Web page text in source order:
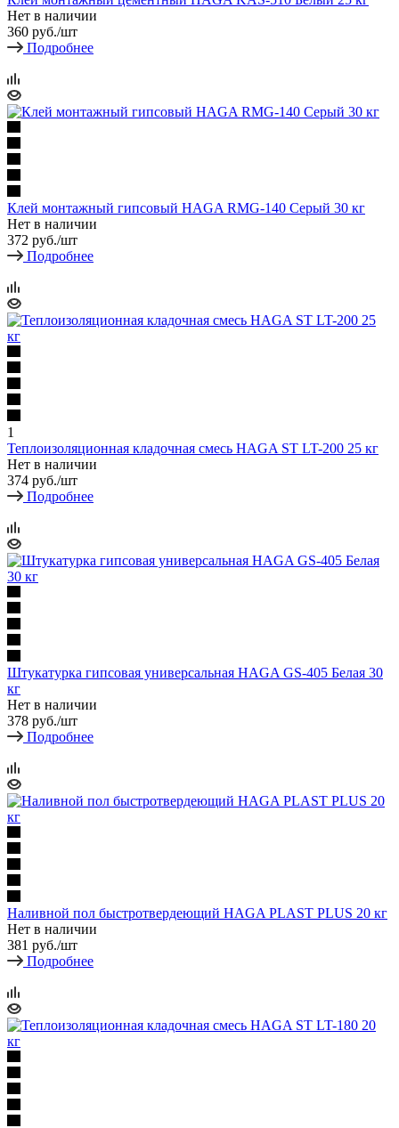
Нет в наличии
360 руб./шт
Подробнее
Клей монтажный гипсовый HAGA RMG-140 Серый 30 кг
Нет в наличии
372 руб./шт
Подробнее
1
Теплоизоляционная кладочная смесь HAGA ST LT-200 25 кг
Нет в наличии
374 руб./шт
Подробнее
Штукатурка гипсовая универсальная HAGA GS-405 Белая 30
кг
Нет в наличии
378 руб./шт
Подробнее
Наливной пол быстротвердеющий HAGA PLAST PLUS 20 кг
Нет в наличии
381 руб./шт
Подробнее